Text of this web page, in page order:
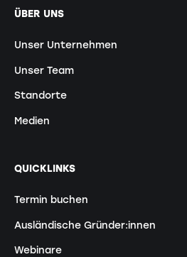
ÜBER UNS
Unser Unternehmen
Unser Team
Standorte
Medien
QUICKLINKS
Termin buchen
Ausländische Gründer:innen
Webinare